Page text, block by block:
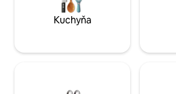
„HURIKÁNU OTIS“ a v niektorých
spoločných priestoroch sa môžu
Kuchyňa